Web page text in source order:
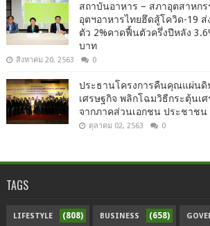
สถาบันอาหาร – สภาอุตสาหก
อุตฯอาหารไทยฮึดสู้โควิด-19 ส่
ตัว 2%คาดฟื้นตัวครึ่งปีหลัง
บาท
สิงหาคม 20, 2563 0
ประธานโครงการคืนคุณแผ่นดิ
เศรษฐกิจ พลิกโฉมวิธีกระตุ้นเ
จากภาคส่วนเอกชน ประชาชน
ตุลาคม 02, 2563 0
TAGS
LIFESTYLE (808) BUSINESS (658)